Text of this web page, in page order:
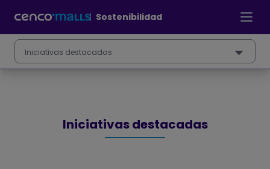
contenido
principal
Sostenibilidad
Iniciativas destacadas
Iniciativas destacadas